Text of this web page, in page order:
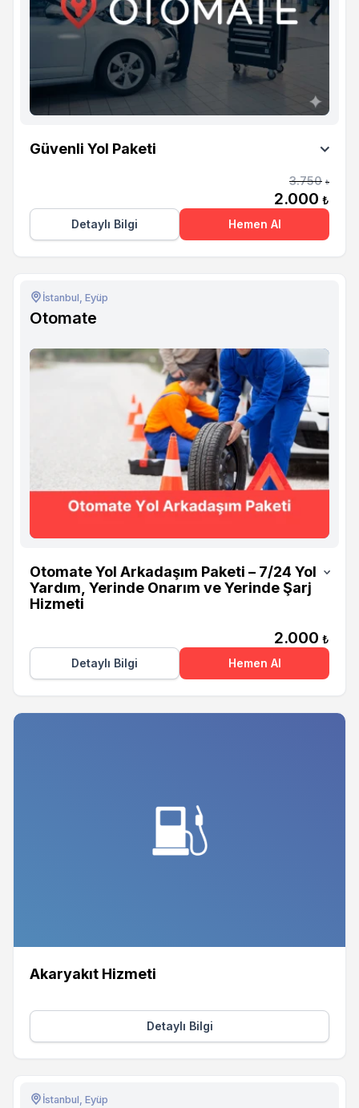
Güvenli Yol Paketi
3.750 ₺
2.000 ₺
Detaylı Bilgi
Hemen Al
İstanbul, Eyüp
Otomate
Otomate Yol Arkadaşım Paketi – 7/24 Yol
Yardım, Yerinde Onarım ve Yerinde Şarj
Hizmeti
2.000 ₺
Detaylı Bilgi
Hemen Al
Akaryakıt Hizmeti
Detaylı Bilgi
İstanbul, Eyüp